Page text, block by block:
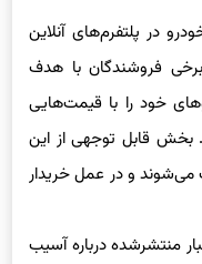
در پلتفرم‌های آنلاین
برخی فروشندگان با هدف
خود را با قیمت‌هایی
بخش قابل توجهی از این
و در عمل خریدار
منتشرشده درباره آسیب